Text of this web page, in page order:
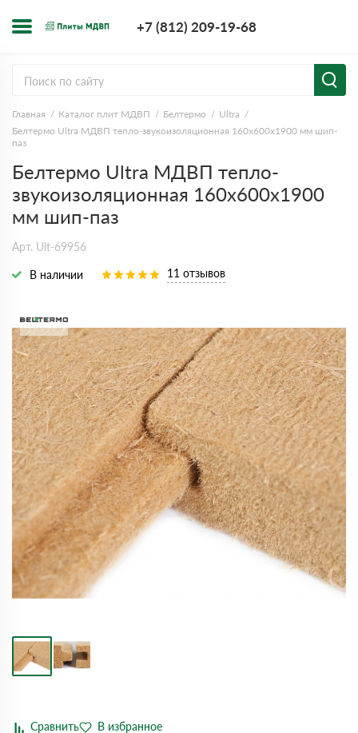
+7 (812) 209-19-68
Главная Каталог плит МДВП Белтермо
Ultra
Белтермо Ultra МДВП тепло-звукоизоляционная 160х600х1900 мм шип-
паз
Белтермо Ultra МДВП тепло-
звукоизоляционная 160х600х1900
мм шип-паз
Арт. Ult-69956
В наличии 11 отзывов